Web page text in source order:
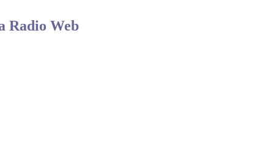
Radio Web